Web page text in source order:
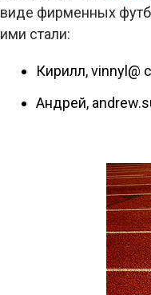
виде фирменных
ими стали:
Кирилл, vinnyl@
Андрей,